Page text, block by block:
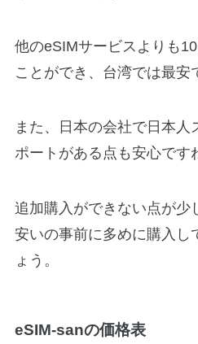
他のeSIMサービスよりも
ことができ、台湾では最安
また、日本の会社で日本人
ポートがある点も安心です
追加購入ができない点が少
安いの事前に多めに購入し
ょう。
eSIM-sanの価格表